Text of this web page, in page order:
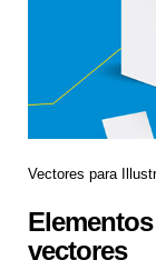
Vectores para
vectores